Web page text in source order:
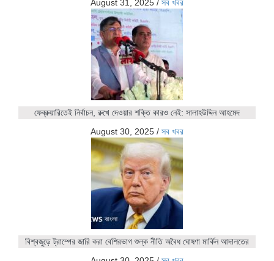
August 31, 2025 / সব খবর
ফেব্রুয়ারিতেই নির্বাচন, রুখে দেওয়ার শক্তি কারও নেই: সালাহউদ্দিন আহমেদ
August 30, 2025 / সব খবর
বিশ্বজুড়ে ট্রাম্পের জারি করা বেশিরভাগ শুল্ক নীতি অবৈধ ঘোষণা মার্কিন আদালতের